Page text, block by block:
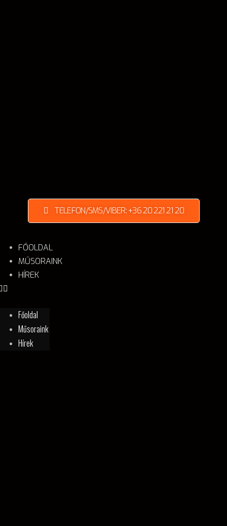
FŐOLDAL
MŰSORAINK
HÍREK
Főoldal
Műsoraink
Hírek
TELEFON/SMS/VIBER: +36 20 221 21 20